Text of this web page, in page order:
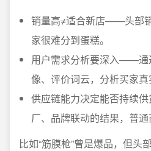
销量高≠适合新店——头部
家很难分到蛋糕。
用户需求分析要深入——通
像、评价词云，分析买家真
供应链能力决定能否持续
厂、品牌联动的结果，普通
比如“筋膜枪”曾是爆品，但头